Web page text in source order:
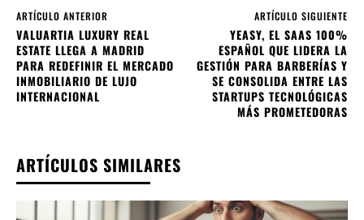
ARTÍCULO ANTERIOR
VALUARTIA LUXURY REAL
ESTATE LLEGA A MADRID
PARA REDEFINIR EL MERCADO
INMOBILIARIO DE LUJO
INTERNACIONAL
ARTÍCULO SIGUIENTE
YEASY, EL SAAS 100%
ESPAÑOL QUE LIDERA LA
GESTIÓN PARA BARBERÍAS Y
SE CONSOLIDA ENTRE LAS
STARTUPS TECNOLÓGICAS
MÁS PROMETEDORAS
ARTÍCULOS SIMILARES